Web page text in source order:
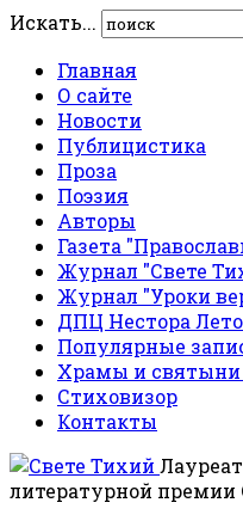
Искать...
Главная
О сайте
Новости
Публицистика
Проза
Поэзия
Авторы
Газета
Журнал "Свете
Журнал "Уроки
ДПЦ Нестора
Популярные
Храмы и святыни
Стиховизор
Контакты
литературной премии